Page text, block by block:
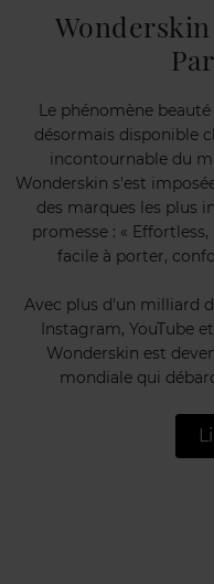
Le phénomène
désormais disponible
incontournable du
Wonderskin s'est
des marques les plus
promesse : «
facile à porter,
Avec plus d'un milliard
Instagram, YouTube
Wonderskin est
mondiale qui